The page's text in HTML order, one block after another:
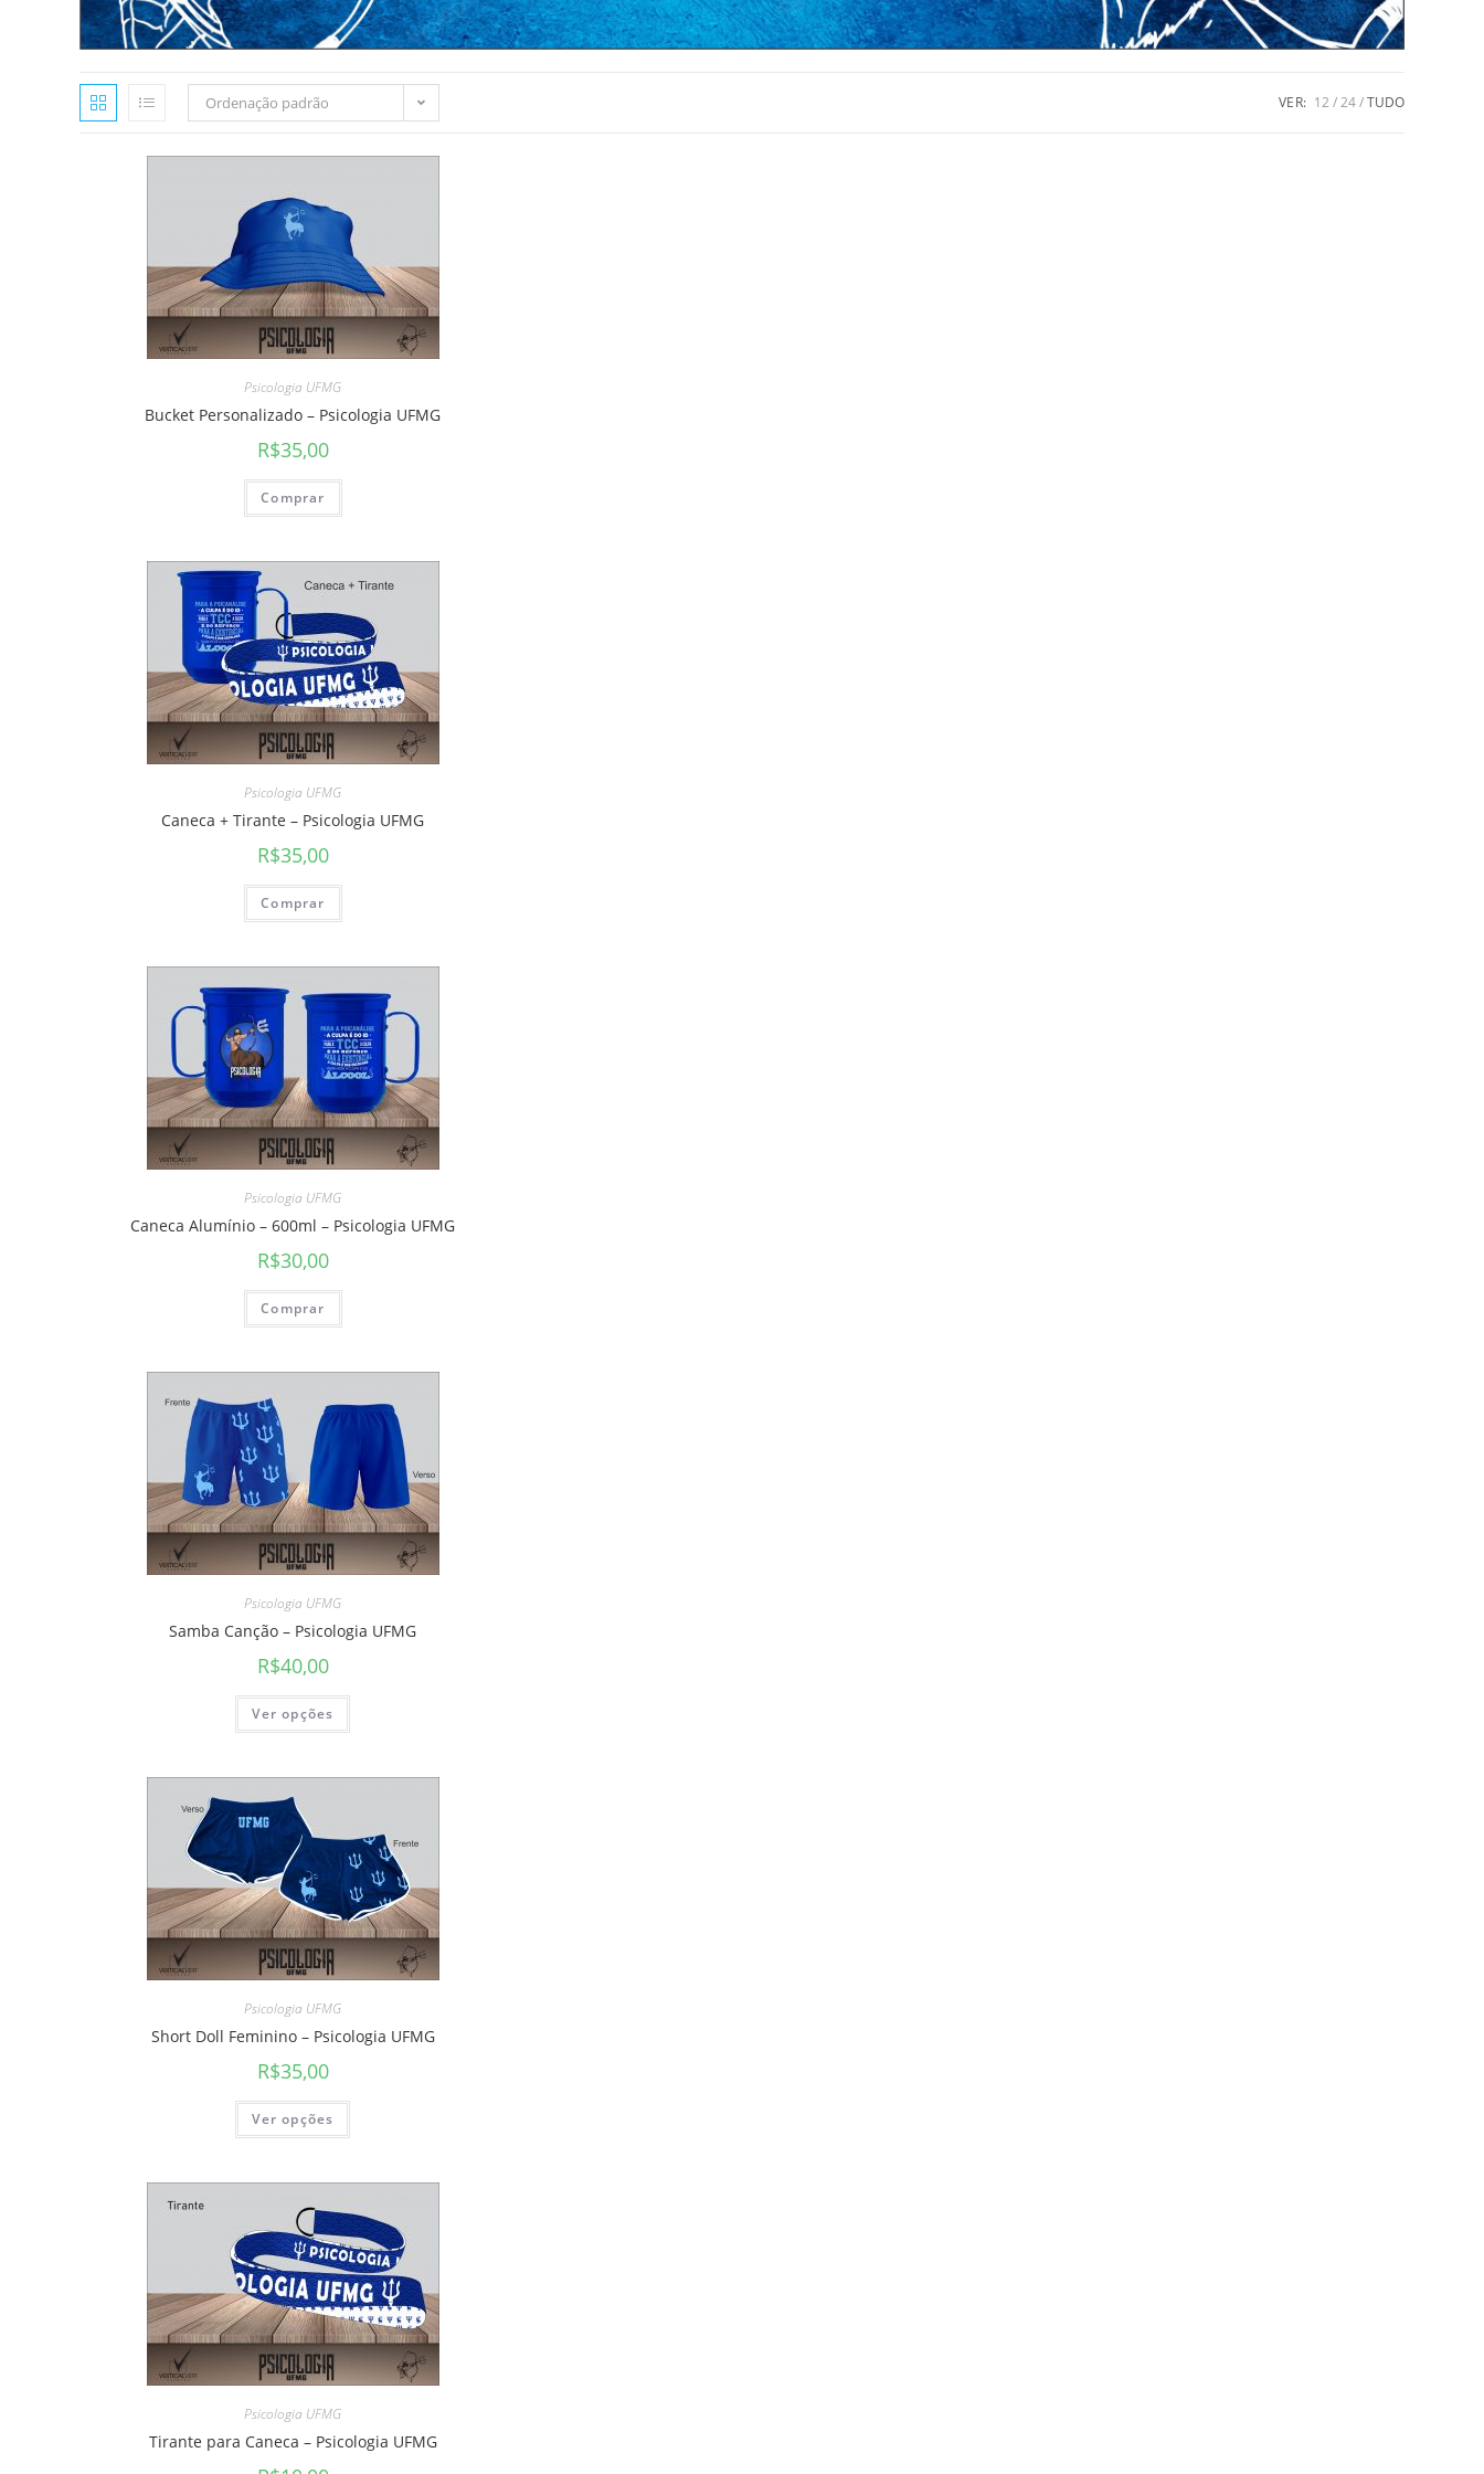
Ordenação padrão VER: 12 24 TUDO
Psicologia UFMG
Bucket Personalizado – Psicologia UFMG
R$35,00
Comprar
Psicologia UFMG
Caneca + Tirante – Psicologia UFMG
R$35,00
Comprar
Psicologia UFMG
Caneca Alumínio – 600ml – Psicologia UFMG
R$30,00
Comprar
Psicologia UFMG
Samba Canção – Psicologia UFMG
R$40,00
Ver opções
Psicologia UFMG
Short Doll Feminino – Psicologia UFMG
R$35,00
Ver opções
Psicologia UFMG
Tirante para Caneca – Psicologia UFMG